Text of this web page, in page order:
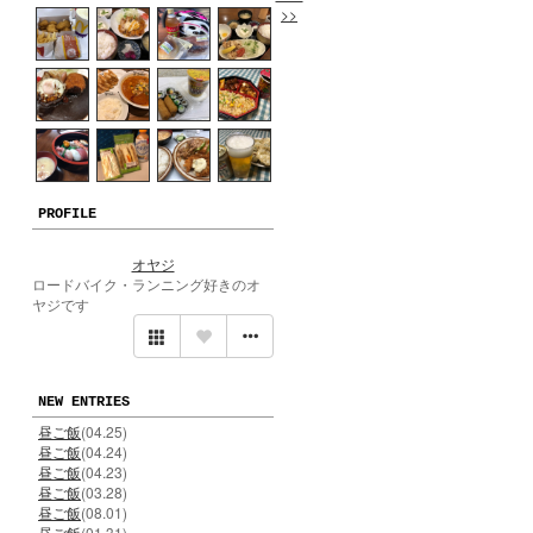
>>
PROFILE
オヤジ
ロードバイク・ランニング好きのオ
ヤジです
NEW ENTRIES
昼ご飯(04.25)
昼ご飯(04.24)
昼ご飯(04.23)
昼ご飯(03.28)
昼ご飯(08.01)